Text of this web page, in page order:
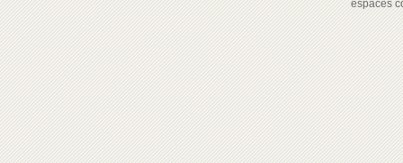
espaces